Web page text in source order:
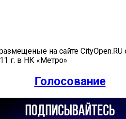
на сайте
г. в НК «Метро»
Голосование